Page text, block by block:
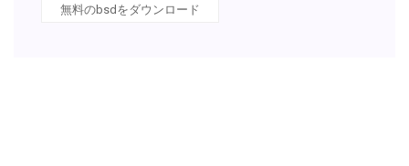
無料のbsdをダウンロード